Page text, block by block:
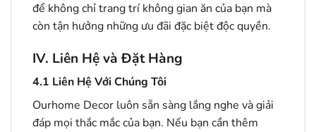
để không chỉ trang trí không gian ăn của bạn mà
còn tận hưởng những ưu đãi đặc biệt độc quyền.
IV. Liên Hệ và Đặt Hàng
4.1 Liên Hệ Với Chúng Tôi
Ourhome Decor luôn sẵn sàng lắng nghe và giải
đáp mọi thắc mắc của bạn. Nếu bạn cần thêm